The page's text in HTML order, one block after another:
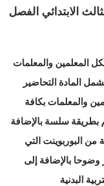
الابتدائي الفصل
المعلمين والمعلمات
المادة التحاضير
والمعلمات بكافة
بطريقة سلسة بالإضافة
من البوربوينت التي
بالإضافة إلى
البدنية